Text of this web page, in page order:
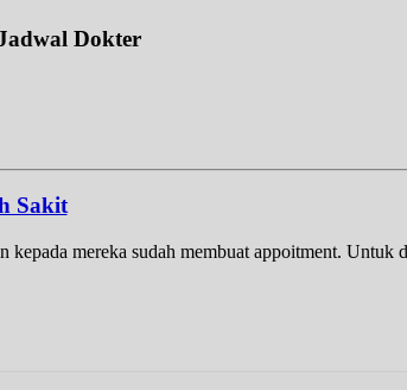
Dokter
Sakit
mereka sudah membuat appoitment. Untuk